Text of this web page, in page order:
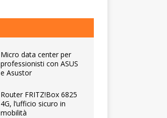
Micro data center per
professionisti con ASUS
e Asustor
Router FRITZ!Box 6825
4G, l’ufficio sicuro in
mobilità